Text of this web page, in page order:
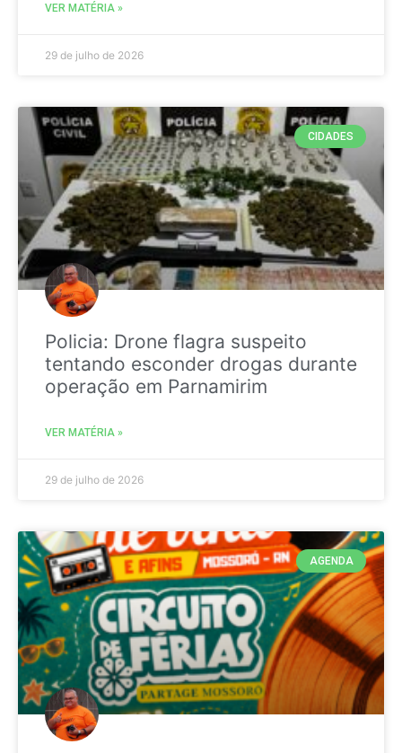
VER MATÉRIA »
29 de julho de 2026
CIDADES
Policia: Drone flagra suspeito
tentando esconder drogas durante
operação em Parnamirim
VER MATÉRIA »
29 de julho de 2026
AGENDA